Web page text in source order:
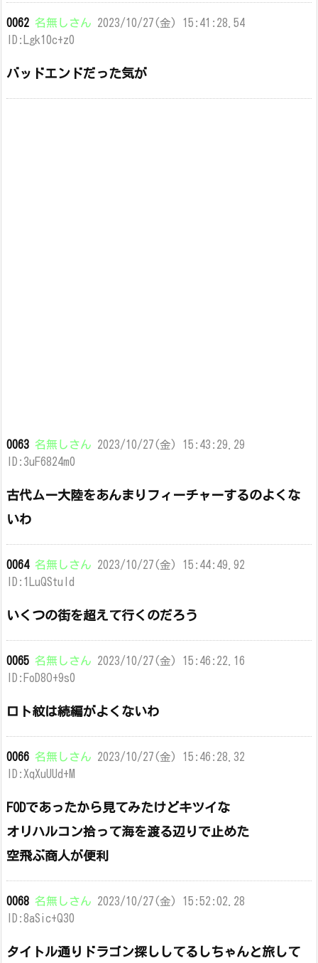
0062 名無しさん 2023/10/27(金) 15:41:28.54
ID:Lgk10c+z0
バッドエンドだった気が
0063 名無しさん 2023/10/27(金) 15:43:29.29
ID:3uF6824m0
古代ムー大陸をあんまりフィーチャーするのよくな
いわ
0064 名無しさん 2023/10/27(金) 15:44:49.92
ID:1LuQStuld
いくつの街を超えて行くのだろう
0065 名無しさん 2023/10/27(金) 15:46:22.16
ID:FoD8O+9s0
ロト紋は続編がよくないわ
0066 名無しさん 2023/10/27(金) 15:46:28.32
ID:XqXuUUd+M
FODであったから見てみたけどキツイな
オリハルコン拾って海を渡る辺りで止めた
空飛ぶ商人が便利
0068 名無しさん 2023/10/27(金) 15:52:02.28
ID:8aSic+Q30
タイトル通りドラゴン探ししてるしちゃんと旅して